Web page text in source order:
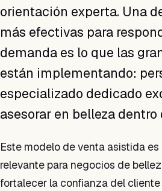
orientación experta. Una
más efectivas para
demanda es lo que las
están implementando:
especializado dedicado
asesorar en belleza dentro
Este modelo de venta asistida
relevante para negocios de
fortalecer la confianza del